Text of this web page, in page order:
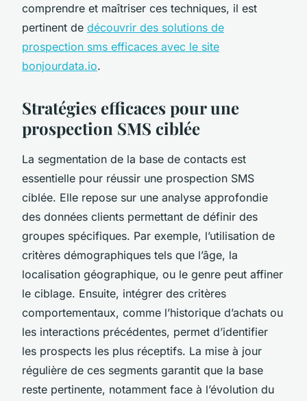
comprendre et maîtriser ces techniques, il est
pertinent de découvrir des solutions de
prospection sms efficaces avec le site
bonjourdata.io.
Stratégies efficaces pour une
prospection SMS ciblée
La segmentation de la base de contacts est
essentielle pour réussir une prospection SMS
ciblée. Elle repose sur une analyse approfondie
des données clients permettant de définir des
groupes spécifiques. Par exemple, l’utilisation de
critères démographiques tels que l’âge, la
localisation géographique, ou le genre peut affiner
le ciblage. Ensuite, intégrer des critères
comportementaux, comme l’historique d’achats ou
les interactions précédentes, permet d’identifier
les prospects les plus réceptifs. La mise à jour
régulière de ces segments garantit que la base
reste pertinente, notamment face à l’évolution du